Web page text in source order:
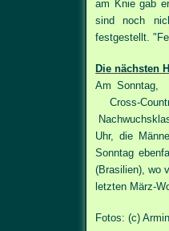
am Knie gab
sind noch
festgestellt.
Die nächsten
Am Sonntag,
Cross-
Uhr, die
Sonntag
(Brasilien), wo
letzten März-
Fotos: (c)